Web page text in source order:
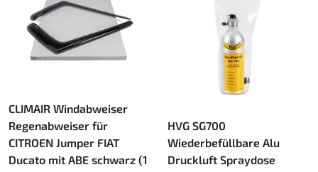
CLIMAIR Windabweiser
Regenabweiser für
CITROEN Jumper FIAT
Ducato mit ABE schwarz (1
HVG SG700
Wiederbefüllbare Alu
Druckluft Spraydose